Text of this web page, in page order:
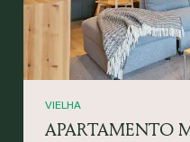
VIELHA
APARTAMENTO